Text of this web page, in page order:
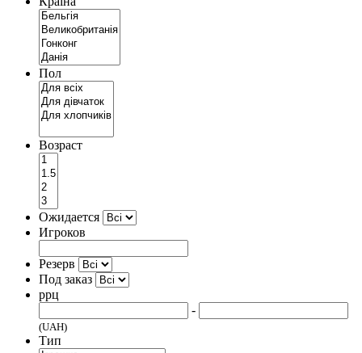
Пол
Возраст
Ожидается
Игроков
Резерв
Под заказ
ррц
-
(UAH)
Тип